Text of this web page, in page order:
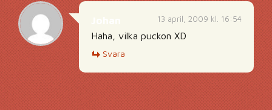
13 april, 2009 kl. 16:54
Haha, vilka puckon XD
Svara